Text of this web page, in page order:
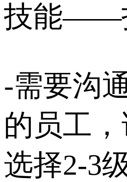
技能——
-需要沟
的员工
选择2-3